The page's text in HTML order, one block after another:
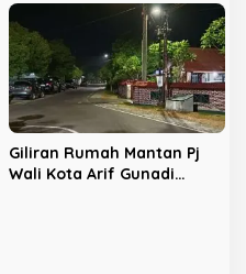
Giliran Rumah Mantan Pj
Wali Kota Arif Gunadi